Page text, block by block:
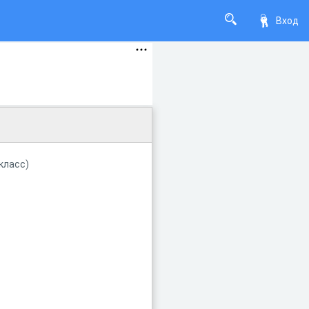
Вход